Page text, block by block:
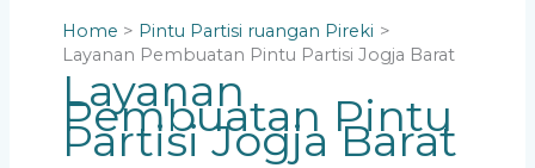
Home
Pintu Partisi ruangan Pireki
Layanan Pembuatan Pintu Partisi Jogja Barat
Layanan
Pembuatan Pintu
Partisi Jogja Barat